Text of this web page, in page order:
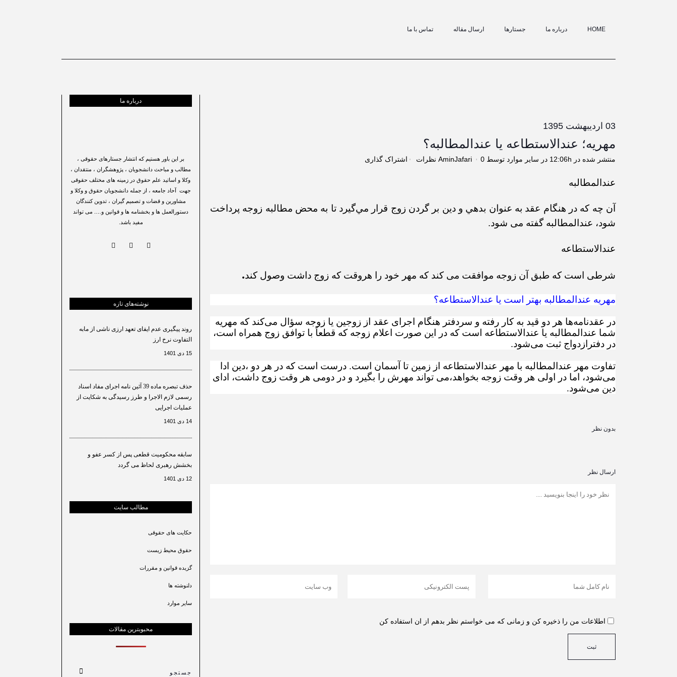
HOME درباره ما جستارها ارسال مقاله تماس با ما
03 اردیبهشت 1395
مهریه؛ عندالاستطاعه یا عندالمطالبه؟
منتشر شده در 12:06h در سایر موارد توسط AminJafari 0 نظرات اشتراک گذاری
عندالمطالبه
آن چه كه در هنگام عقد به عنوان بدهي و دين بر گردن زوج قرار مي‌گيرد تا به محض مطالبه زوجه پرداخت
شود، عندالمطالبه گفته می شود.
عندالاستطاعه
شرطی است که طبق آن زوجه موافقت می کند که مهر خود را هروقت که زوج داشت وصول کند.
مهریه عندالمطالبه بهتر است یا عندالاستطاعه؟
در عقدنامه‌ها هر دو قید به کار رفته و سردفتر هنگام اجرای عقد از زوجین یا زوجه سؤال می‌کند که مهریه
شما عندالمطالبه یا عندالاستطاعه است که در این صورت اعلام زوجه که قطعاً با توافق زوج همراه است،
در دفترازدواج ثبت می‌شود.
تفاوت مهر عندالمطالبه با مهر عندالاستطاعه از زمین تا آسمان است. درست است که در هر دو ،دین ادا
می‌شود، اما در اولی هر وقت زوجه بخواهد‌،می تواند مهرش را بگیرد و در دومی هر وقت زوج داشت، ادای
دین می‌شود.
بدون نظر
ارسال نظر
اطلاعات من را ذخیره کن و زمانی که می خواستم نظر بدهم از ان استفاده کن
درباره ما
بر این باور هستیم که انتشار جستارهای حقوقی ،
مطالب و مباحث دانشجویان ، پژوهشگران ، منتقدان ،
وکلا و اساتید علم حقوق در زمینه های مختلف حقوقی
جهت آحاد جامعه ، از جمله دانشجویان حقوق و وکلا و
مشاورین و قضات و تصمیم گیران ، تدوین کنندگان
دستورالعمل ها و بخشنامه ها و قوانین و…. می تواند
مفید باشد.
نوشته‌های تازه
روند پیگیری عدم ایفای تعهد ارزی ناشی از مابه
التفاوت نرخ ارز
15 دی 1401
حذف تبصره ماده 39 آئین نامه اجرای مفاد اسناد
رسمی لازم الاجرا و طرز رسیدگی به شکایت از
عملیات اجرایی
14 دی 1401
سابقه محکومیت قطعی پس از کسر عفو و
بخشش رهبری لحاظ می گردد
12 دی 1401
مطالب سایت
حکایت های حقوقی
حقوق محیط زیست
گزیده قوانین و مقررات
دلنوشته ها
سایر موارد
محبوبترین مقالات